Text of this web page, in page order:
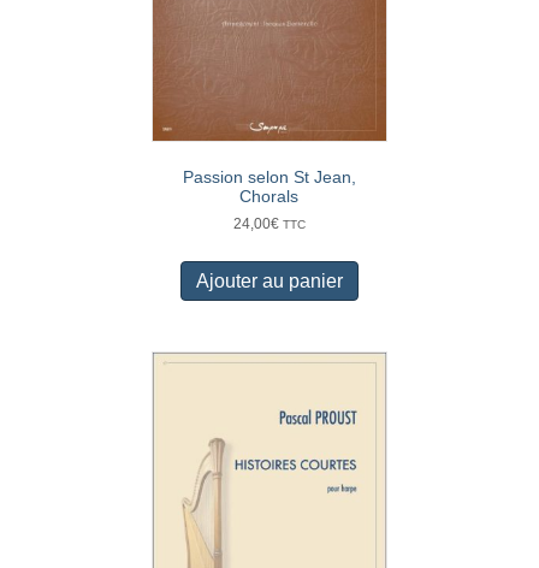
Passion selon St Jean,
Chorals
24,00€ TTC
Ajouter au panier